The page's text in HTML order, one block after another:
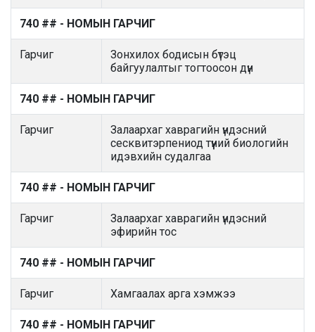
740 ## - НОМЫН ГАРЧИГ
Гарчиг
Зонхилох бодисын бүтэц
байгуулалтыг тогтоосон дүн
740 ## - НОМЫН ГАРЧИГ
Гарчиг
Залаархаг хаврагийн үндэсний
сесквитэрпениод түүний биологийн
идэвхийн судалгаа
740 ## - НОМЫН ГАРЧИГ
Гарчиг
Залаархаг хаврагийн үндэсний
эфирийн тос
740 ## - НОМЫН ГАРЧИГ
Гарчиг Хамгаалах арга хэмжээ
740 ## - НОМЫН ГАРЧИГ